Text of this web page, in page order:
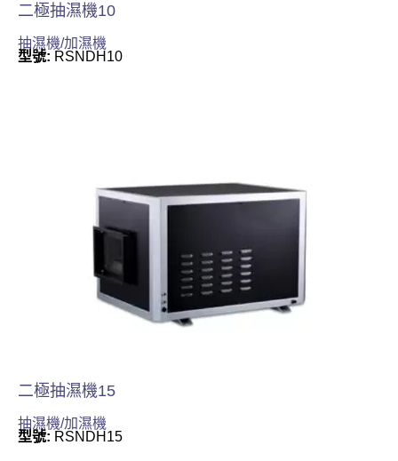
二極抽濕機10
抽濕機/加濕機
型號: RSNDH10
二極抽濕機15
抽濕機/加濕機
型號: RSNDH15